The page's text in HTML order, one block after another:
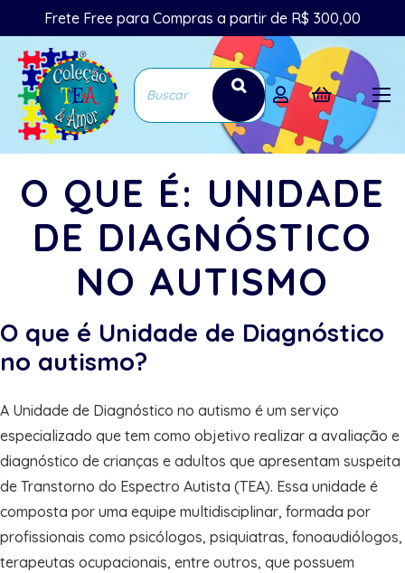
Frete Free para Compras a partir de R$ 300,00
O QUE É: UNIDADE
DE DIAGNÓSTICO
NO AUTISMO
O que é Unidade de Diagnóstico
no autismo?
A Unidade de Diagnóstico no autismo é um serviço
especializado que tem como objetivo realizar a avaliação e
diagnóstico de crianças e adultos que apresentam suspeita
de Transtorno do Espectro Autista (TEA). Essa unidade é
composta por uma equipe multidisciplinar, formada por
profissionais como psicólogos, psiquiatras, fonoaudiólogos,
terapeutas ocupacionais, entre outros, que possuem